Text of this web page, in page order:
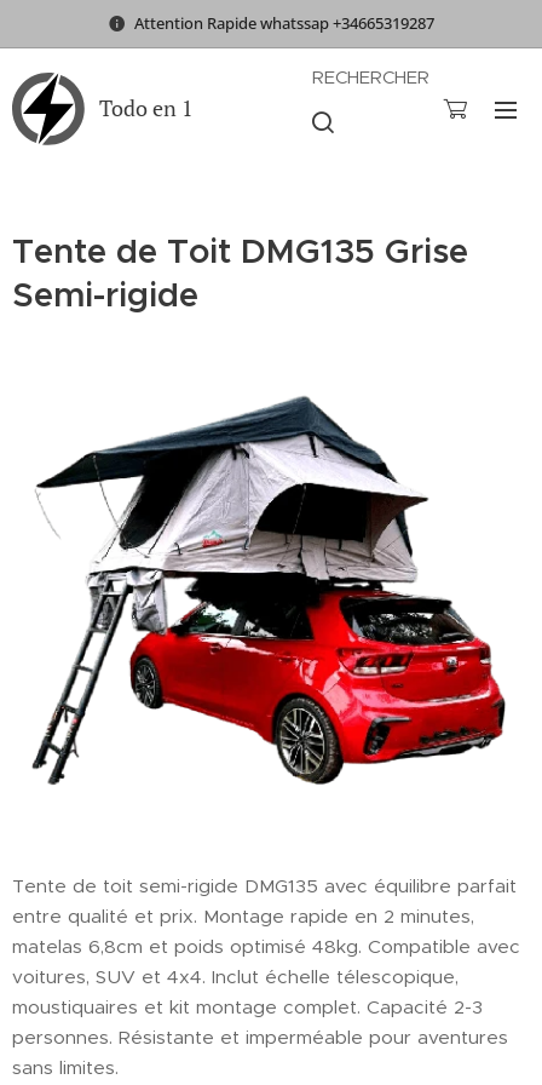
Attention Rapide whatssap +34665319287
Todo en 1
RECHERCHER
Tente de Toit DMG135 Grise
Semi-rigide
Tente de toit semi-rigide DMG135 avec équilibre parfait
entre qualité et prix. Montage rapide en 2 minutes,
matelas 6,8cm et poids optimisé 48kg. Compatible avec
voitures, SUV et 4x4. Inclut échelle télescopique,
moustiquaires et kit montage complet. Capacité 2-3
personnes. Résistante et imperméable pour aventures
sans limites.